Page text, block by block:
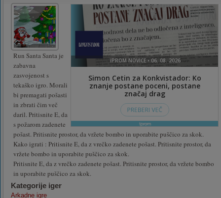
Run Santa Santa je
zabavna
zasvojenost s
tekaško igro. Morali
bi premagati pošasti
in zbrati čim več
daril. Pritisnite E, da
s požarom zadenete
pošast. Pritisnite prostor, da vržete bombo in uporabite puščico za skok.
Kako igrati : Pritisnite E, da z vrečko zadenete pošast. Pritisnite prostor, da
vržete bombo in uporabite puščico za skok.
Pritisnite E, da z vrečko zadenete pošast. Pritisnite prostor, da vržete bombo
in uporabite puščico za skok.
Kategorije iger
Arkadne igre